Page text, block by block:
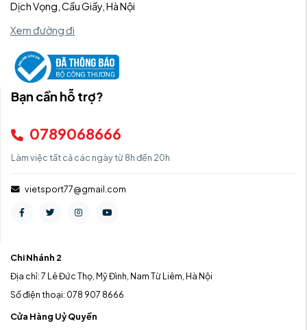
Dịch Vọng, Cầu Giấy, Hà Nội
Xem đường đi
Bạn cần hỗ trợ?
0789068666
Làm việc tất cả các ngày từ 8h đến 20h
vietsport77@gmail.com
Chi Nhánh 2
Địa chỉ: 7 Lê Đức Thọ, Mỹ Đình, Nam Từ Liêm, Hà Nội
Số điện thoại: 078 907 8666
Cửa Hàng Uỷ Quyền